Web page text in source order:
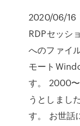
2020/06/16
RDPセッシ
へのファイ
モート
す。 2000
うとしまし
す。 お世話